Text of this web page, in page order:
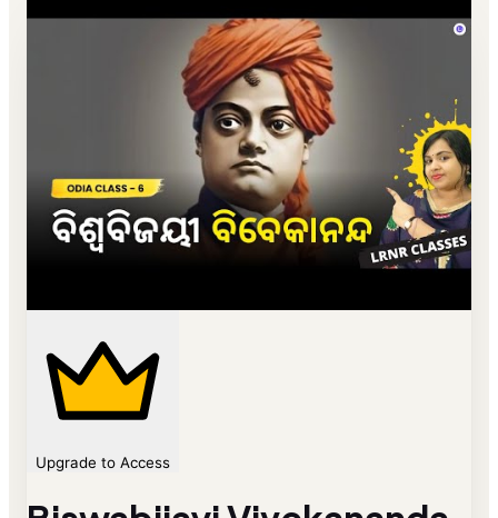
Upgrade to Access